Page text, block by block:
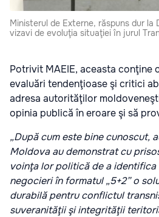
Ministerul de Externe, răspuns dur la
vizavi de evoluţia situaţiei în jurul
Potrivit MAEIE, aceasta conţine
evaluări tendenţioase şi critici
adresa autorităţilor
opinia publică în eroare şi să
„După cum este bine cunoscut,
Moldova au demonstrat cu
voinţa lor politică de a
negocieri în formatul „5+2” o
durabilă pentru conflictul
suveranităţii şi integrităţii